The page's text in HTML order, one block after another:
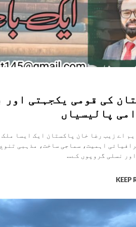
کی قومی یکجہتی اور
پالیسیاں
تحریر: ایم اے زیب رضا خان پاکستان ایک
اہمیت، سماجی ساخت، مذہبی
نسلی گروپوں کے...
KEEP